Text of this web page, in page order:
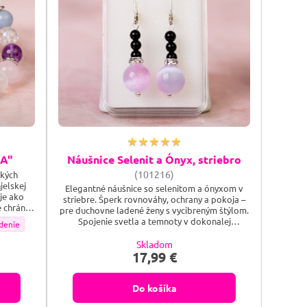
ako
chráni,
doplnku:
ANJELA" - Farebné prevedenie doplnku:
Náušnice Selenit a Ónyx, striebro
(101216)
Elegantné náušnice so selenitom a ónyxom v
striebre. Šperk rovnováhy, ochrany a pokoja –
pre duchovne ladené ženy s vycibreným štýlom.
Spojenie svetla a temnoty v dokonalej
šperk, ktorý žiari pokojom, silou a vnútornou
harmóniou.
Skladom
17,99 €
Do košíka